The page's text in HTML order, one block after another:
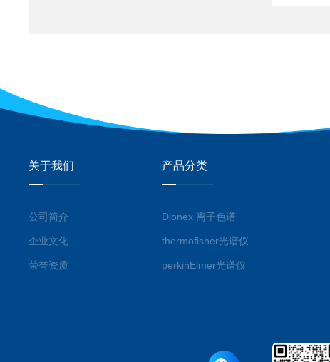
关于我们
公司简介
企业文化
荣誉资质
产品分类
Dionex 离子色谱
thermofisher光谱仪
perkinElmer光谱仪